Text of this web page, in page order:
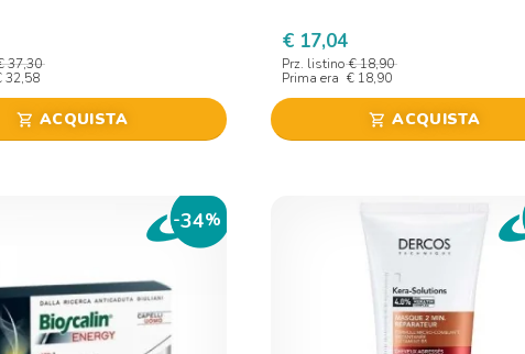
37,30
32,58
shopping_cart ACQUISTA
€ 17,04
Prz. listino € 18,90
Prima era € 18,90
shopping_cart ACQUISTA
-34%